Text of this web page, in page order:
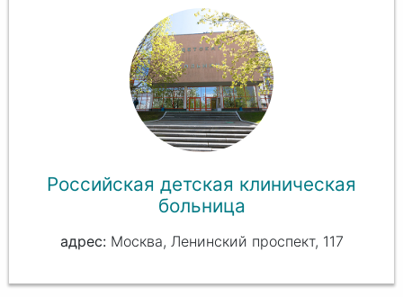
Российская детская клиническая
больница
Москва, Ленинский проспект, 117